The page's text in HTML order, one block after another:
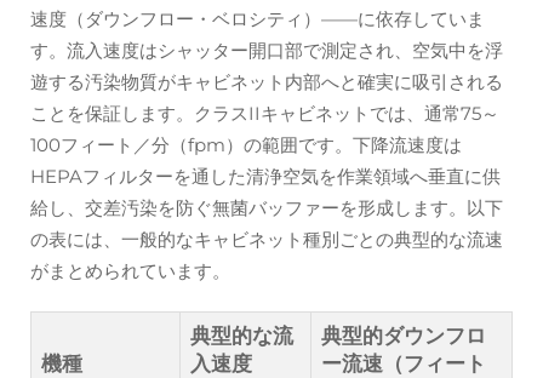
速度（ダウンフロー・ベロシティ）——に依存していま
す。流入速度はシャッター開口部で測定され、空気中を浮
遊する汚染物質がキャビネット内部へと確実に吸引される
ことを保証します。クラスIIキャビネットでは、通常75～
100フィート／分（fpm）の範囲です。下降流速度は
HEPAフィルターを通した清浄空気を作業領域へ垂直に供
給し、交差汚染を防ぐ無菌バッファーを形成します。以下
の表には、一般的なキャビネット種別ごとの典型的な流速
がまとめられています。
機種
典型的な流
入速度
典型的ダウンフロ
ー流速（フィート